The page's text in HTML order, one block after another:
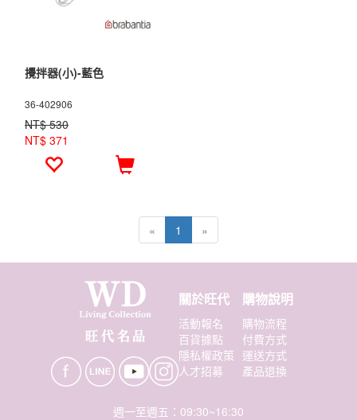
攪拌器(小)-藍色
36-402906
NT$ 530
NT$ 371
« 1 »
關於旺代
活動報名
百貨據點
隱私權政策
人才招募
購物說明
購物流程
付費方式
運送方式
產品退換
週一至週五：09:30~16:30